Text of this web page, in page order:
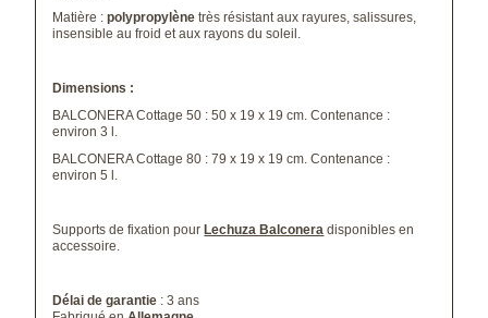
Matière :polypropylène très résistant aux rayures, salissures,
insensible au froid et aux rayons du soleil.
Dimensions :
BALCONERA Cottage 50 : 50 x 19 x 19 cm. Contenance :
environ 3 l.
BALCONERA Cottage 80 : 79 x 19 x 19 cm. Contenance :
environ 5 l.
Supports de fixation pour Lechuza Balconera disponibles en
accessoire.
Délai de garantie : 3 ans